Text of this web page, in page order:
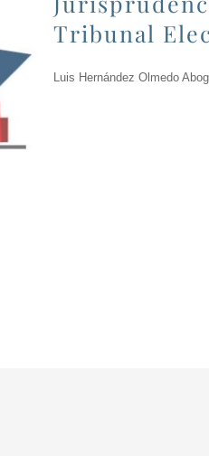
Tribunal
Luis Hernández Olmedo